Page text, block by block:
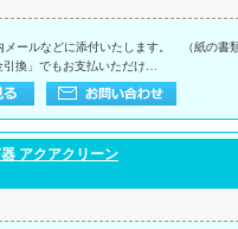
メールなどに添付いたします。 （紙の書
換」でもお支払いただけ…
アクアクリーン